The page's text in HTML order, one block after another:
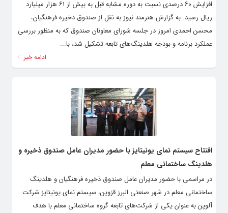
افزایش ۶۰ درصدی نسبت به دوره مشابه قبل به بیش از ۶۱ هزار میلیارد
ریال رسید. به گزارش هنرمند نیوز به نقل از صندوق ذخیره فرهنگیان،
محسن احمدی امروز در جلسه شورای معاونان صندوق که به منظور بررسی
عملکرد برنامه و بودجه هلدینگ‌های تابعه تشکیل شد، با...
ادامه خبر
افتتاح سیستم نمای یونیتایز با حضور مدیران عامل صندوق ذخیره و
هلدینگ ساختمانی معلم
در مراسمی با حضور مدیران عامل صندوق ذخیره فرهنگیان و هلدینگ
ساختمانی معلم در شهر صنعتی البرز قزوین، سیستم نمای یونیتایز شرکت
آلوپن به عنوان یکی از شرکت‌های تابعه گروه ساختمانی معلم با هدف